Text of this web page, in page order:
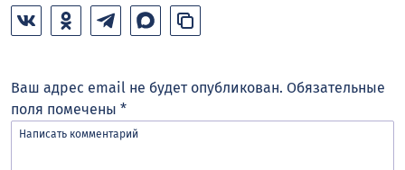
Ваш адрес email не будет опубликован. Обязательные
поля помечены *